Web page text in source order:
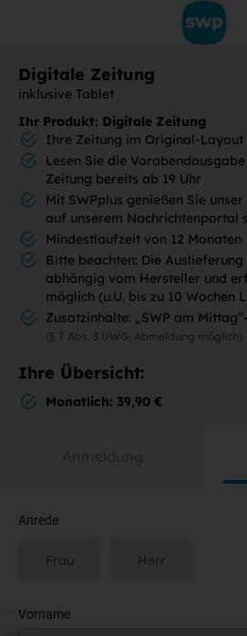
Digitale Zeitung
inklusive Tablet
Ihr Produkt: Digitale Zeitung
Ihre Zeitung im Original-
Lesen Sie die
Zeitung bereits ab 19 Uhr
Mit SWPplus genießen Sie
auf unserem Nachrichtenportal
Mindestlaufzeit von 12 Monaten
Bitte beachten: Die
abhängig vom Hersteller und
möglich (u.U. bis zu 10 Wochen
Zusatzinhalte: „SWP am
(§ 7 Abs. 3 UWG, Abmeldung möglich)
Ihre Übersicht:
Monatlich: 39,90 €
Anrede
Frau Herr
Vorname